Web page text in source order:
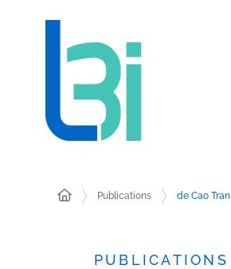
Publications de Cao Tran
PUBLICATIONS